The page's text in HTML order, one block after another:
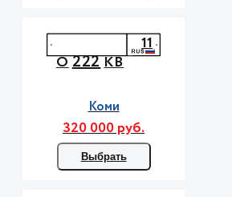
О222КВ
11
Коми
320 000 руб.
Выбрать